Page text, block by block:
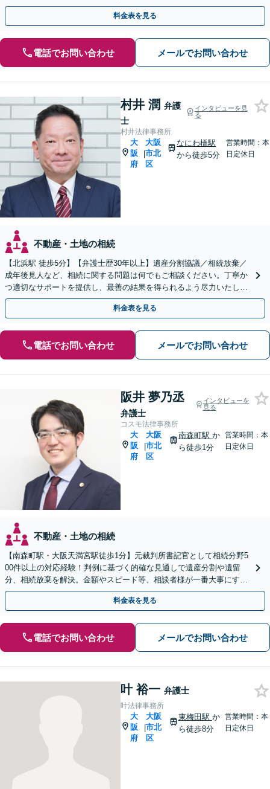
話相談可】
料金表を見る
電話でお問い合わせ メールでお問い合わせ
村井 潤 弁護
士
インタビューを見
る
村井法律事務所
大
阪
府
|
大阪
市北
区
なにわ橋駅
から徒歩5分
営業時間：本
日定休日
不動産・土地の相続
【北浜駅 徒歩5分】【弁護士歴30年以上】遺産分割協議／相続放棄／
成年後見人など、相続に関する問題は何でもご相談ください。丁寧か
つ適切なサポートを提供し、最善の結果を得られるよう尽力いたしま
す。【休日・夜間面談可】【Web面談可】
料金表を見る
電話でお問い合わせ メールでお問い合わせ
阪井 夢乃丞
弁護士
インタビューを
見る
コスモ法律事務所
大
阪
府
|
大阪
市北
区
南森町駅 か
ら徒歩1分
営業時間：本
日定休日
不動産・土地の相続
【南森町駅・大阪天満宮駅徒歩1分】元裁判所書記官として相続分野5
00件以上の対応経験！判例に基づく的確な見通しで遺産分割や遺留
分、相続放棄を解決。金額やスピード等、相談者様が一番大事にする
想いを丁寧に伺い最善の解決策を提案【大阪市内出張可】
料金表を見る
電話でお問い合わせ メールでお問い合わせ
叶 裕一 弁護士
叶法律事務所
大
阪
府
|
大阪
市北
区
東梅田駅 か
ら徒歩8分
営業時間：本
日定休日